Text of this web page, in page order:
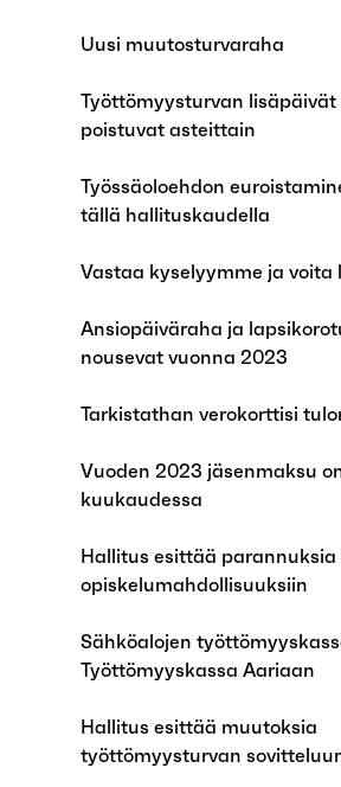
Uusi muutosturvaraha
Työttömyysturvan lisäpäivät
poistuvat asteittain
Työssäoloehdon
tällä hallituskaudella
Vastaa kyselyymme ja voita
Ansiopäiväraha ja
nousevat vuonna 2023
Tarkistathan verokorttisi
Vuoden 2023 jäsenmaksu
kuukaudessa
Hallitus esittää
opiskelumahdollisuuksiin
Sähköalojen
Työttömyyskassa Aariaan
Hallitus esittää muutoksia
työttömyysturvan